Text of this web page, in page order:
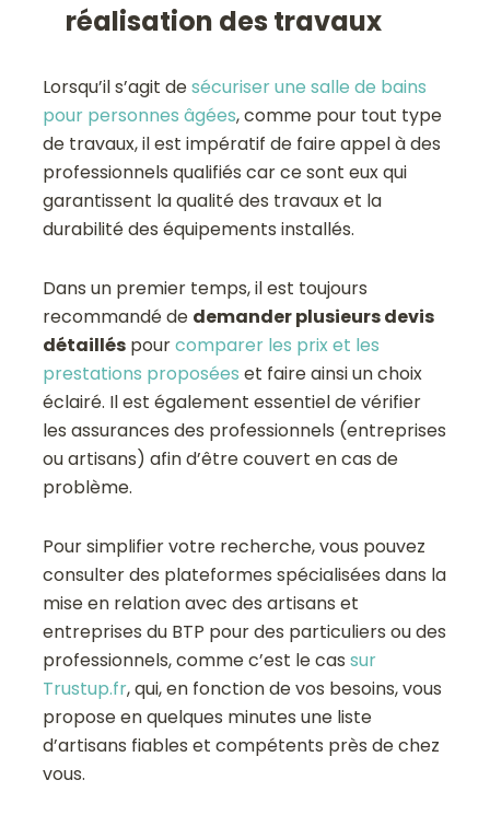
réalisation des travaux
Lorsqu’il s’agit desécuriser une salle de bains
pour personnes âgées, comme pour tout type
de travaux, il est impératif de faire appel à des
professionnels qualifiés car ce sont eux qui
garantissent la qualité des travaux et la
durabilité des équipements installés.
Dans un premier temps, il est toujours
recommandé de demander plusieurs devis
détaillés pourcomparer les prix et les
prestations proposées et faire ainsi un choix
éclairé. Il est également essentiel de vérifier
les assurances des professionnels (entreprises
ou artisans) afin d’être couvert en cas de
problème.
Pour simplifier votre recherche, vous pouvez
consulter des plateformes spécialisées dans la
mise en relation avec des artisans et
entreprises du BTP pour des particuliers ou des
professionnels, comme c’est le cassur
Trustup.fr, qui, en fonction de vos besoins, vous
propose en quelques minutes une liste
d’artisans fiables et compétents près de chez
vous.